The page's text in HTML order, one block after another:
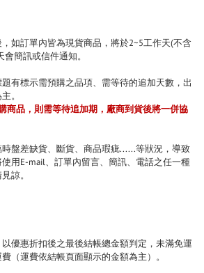
，如訂單內皆為現貨商品，將於2~5工作天(不含
簡訊或信件通知。
題有標示需預購之品項、需等待的追加天數，出
。
商品，則需等待追加期，廠商到貨後將一併協
時盤差缺貨、斷貨、商品瑕疵......等狀況，導致
用E-mail、訂單內留言、簡訊、電話之任一種
諒。
以優惠折扣後之最後結帳總金額判定，未滿免運
（運費依結帳頁面顯示的金額為主）。